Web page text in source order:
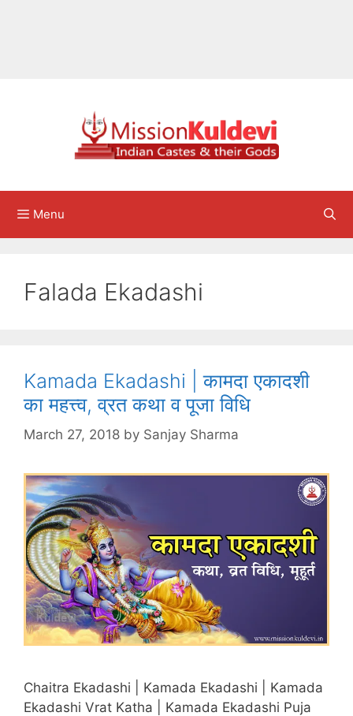
Menu
Falada Ekadashi
Kamada Ekadashi | कामदा एकादशी
का महत्त्व, व्रत कथा व पूजा विधि
March 27, 2018 by Sanjay Sharma
Chaitra Ekadashi | Kamada Ekadashi | Kamada
Ekadashi Vrat Katha | Kamada Ekadashi Puja